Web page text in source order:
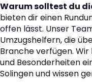
Warum solltest du
bieten dir einen
offen lässt. Unser
Umzugshelfern, die
Branche verfügen.
und Besonderheiten
Solingen und wissen